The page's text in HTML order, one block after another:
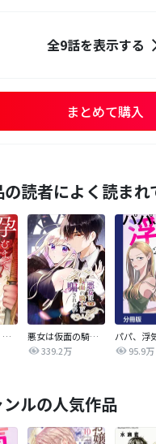
全9話を表示する
まとめて購入
の読者によく読ま
【白黒タテ版】孕むまで乱れいけ～身代わり花嫁と軍服の猛愛
悪女は仮面の騎士に騙されない
339.2万
95.9万
ルの人気作品